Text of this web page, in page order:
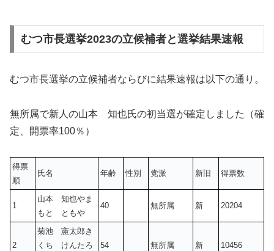
むつ市長選挙2023の立候補者と選挙結果速報
むつ市長選挙の立候補者ならびに結果速報は以下の通り。
無所属で新人の山本 知也氏の初当選が確定しました（確
定、開票率100％）
得票
順
氏名 年齢 性別 党派 新旧 得票数
1
山本 知也やま
もと ともや
40 無所属 新 20204
2
菊池 憲太郎き
くち けんたろ
54 無所属 新 10456